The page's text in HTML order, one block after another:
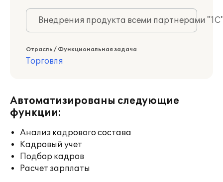
Внедрения продукта всеми партнерами
Отрасль / Функциональная задача
Торговля
Автоматизированы следующие
функции:
Анализ кадрового состава
Кадровый учет
Подбор кадров
Расчет зарплаты